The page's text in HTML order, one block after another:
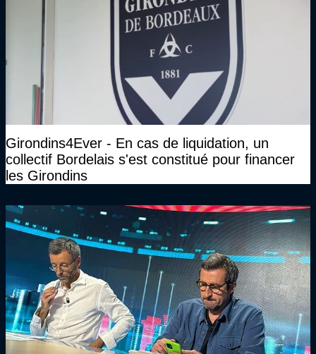
Girondins4Ever - En cas de liquidation, un
collectif Bordelais s'est constitué pour financer
les Girondins